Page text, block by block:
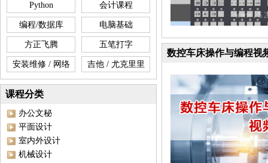
Python 会计课程
编程/数据库 电脑基础
方正飞腾 五笔打字
安装维修 / 网络 吉他 / 尤克里里
课程分类
办公文秘
平面设计
室内外设计
机械设计
数控车床操作与编程视